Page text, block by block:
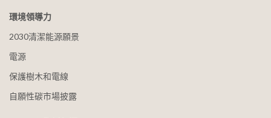
環境領導力
2030清潔能源願景
電源
保護樹木和電線
自願性碳市場披露